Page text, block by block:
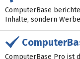
ComputerBase
Inhalte, sondern
ComputerBase Pro ist